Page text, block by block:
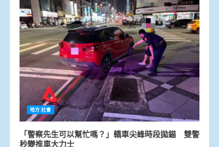
地方.社會
「警察先生可以幫忙嗎？」轎車尖峰時段拋錨 雙警
秒變推車大力士